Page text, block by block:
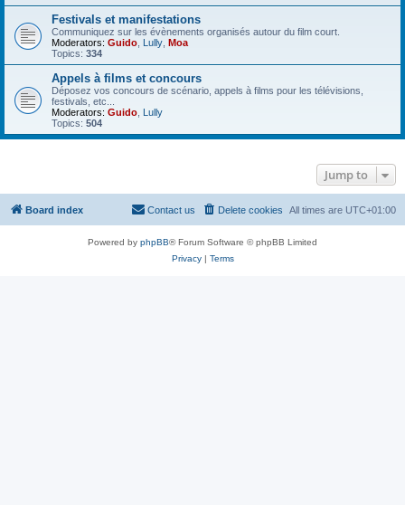
Festivals et manifestations
Communiquez sur les évènements organisés autour du film court.
Moderators: Guido Lully Moa
Topics: 334
Appels à films et concours
Déposez vos concours de scénario, appels à films pour les télévisions,
festivals, etc...
Moderators: Guido Lully
Topics: 504
Jump to
Board index All times are UTC+01:00
Delete cookies
Contact us
Powered by phpBB® Forum Software © phpBB Limited
Privacy| Terms